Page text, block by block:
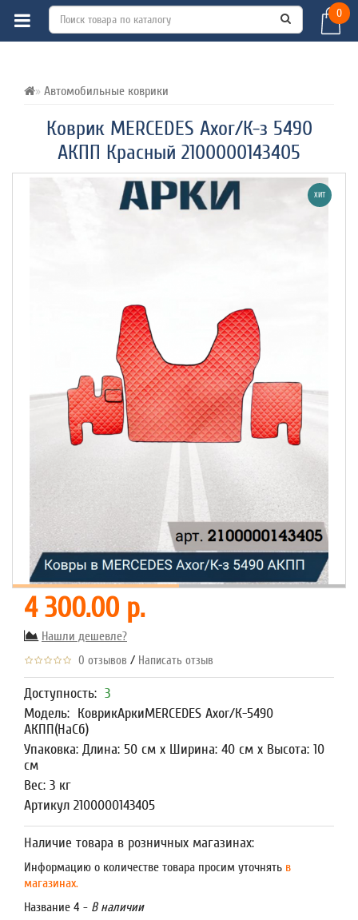
0
Автомобильные коврики
Коврик MERCEDES Axor/К-з 5490
АКПП Красный 2100000143405
ВСЕ О ТОВАРЕ ХАРАКТЕРИСТИКИ
ХИТ
4 300.00 р.
Нашли дешевле?
0 отзывов / Написать отзыв
Доступность: 3
Модель: КоврикАркиMERCEDES Axor/К-5490
АКПП(НаСб)
Упаковка: Длина: 50 см x Ширина: 40 см x Высота: 10
см
Вес: 3 кг
Артикул 2100000143405
Наличие товара в розничных магазинах:
Информацию о количестве товара просим уточнять в
магазинах.
Название 4 - В наличии